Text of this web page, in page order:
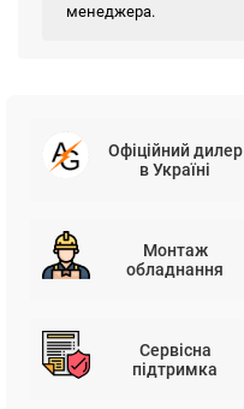
менеджера.
Офіційний дилер
в Україні
Монтаж
обладнання
Сервісна
підтримка